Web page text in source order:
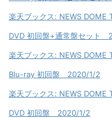
楽天ブックス: NEWS DOME
DVD 初回盤+通常盤セット
楽天ブックス: NEWS DOME
Blu-ray 初回盤 2020/1/2
楽天ブックス: NEWS DOME
DVD 初回盤 2020/1/2